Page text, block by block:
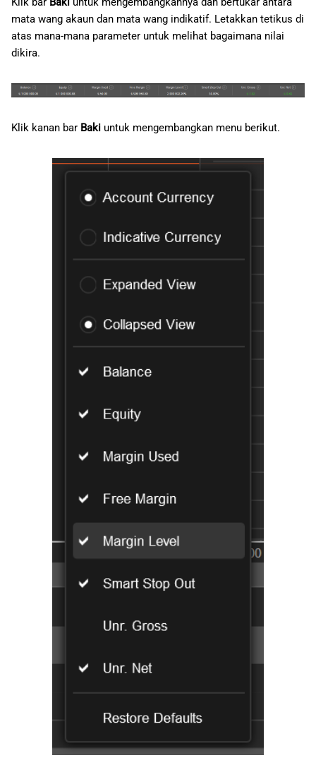
mata wang akaun dan mata wang indikatif. Letakkan tetikus di
atas mana-mana parameter untuk melihat bagaimana nilai
dikira.
Klik kanan bar Baki untuk mengembangkan menu berikut.